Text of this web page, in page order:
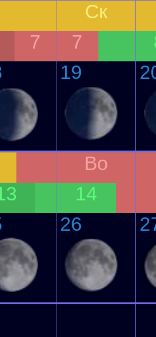
7
Ск
7
19
Во
14
26